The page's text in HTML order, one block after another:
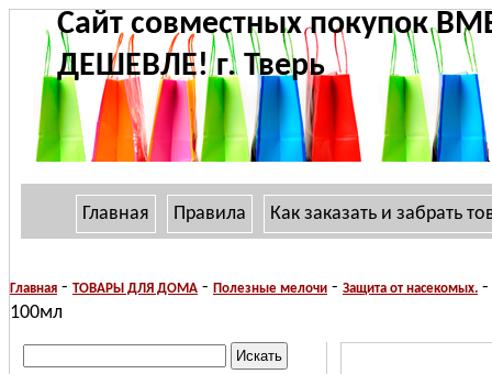
Сайт совместных покупок
ДЕШЕВЛЕ! г. Тверь
Главная Правила Как заказать и забрать
Главная - ТОВАРЫ ДЛЯ ДОМА - Полезные мелочи - Защита от насекомых. -
100мл